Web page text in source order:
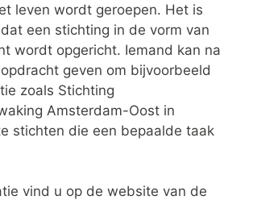
leven wordt geroepen. Het is
een stichting in de vorm van
wordt opgericht. Iemand kan na
geven om bijvoorbeeld
zoals Stichting
Amsterdam-Oost in
stichten die een bepaalde taak
vind u op de website van de